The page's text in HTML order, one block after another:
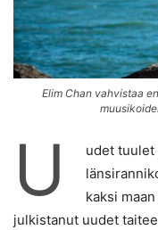
Elim Chan vahvistaa
U
udet tuulet
kaksi
julkistanut uudet